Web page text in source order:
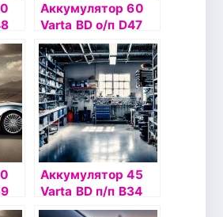
Аккумулятор 60
Varta BD о/п D47
(560 410)
Аккумулятор 45
Varta BD п/п B34
(545 158)